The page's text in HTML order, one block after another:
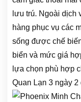
lưu trú. Ngoài dịch
hàng phục vụ các
sống được chế
biển và mức giá
lựa chọn phù hợp
Quan Lạn 3 ngày 2